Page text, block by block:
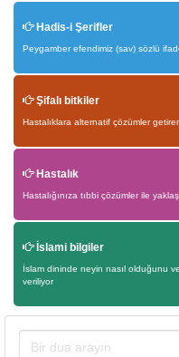
Hadis-i Şerifler
Peygamber efendimiz (sav) sözlü
Şifalı bitkiler
Hastalıklara alternatif çözümler
Hastalık
Hastalığınıza tıbbi çözümler ile
İslami bilgiler
İslam dininde neyin nasıl olduğunu
veriliyor